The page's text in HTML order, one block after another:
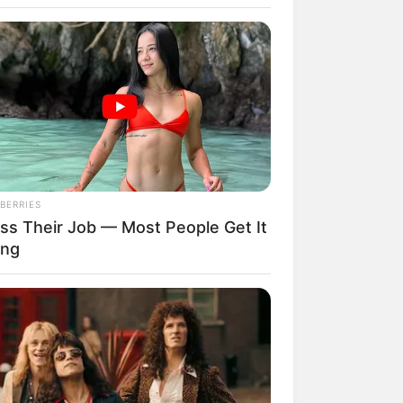
Als Hilfe dienen hierbei auch
bzw. auf der Straßenkarte und
für die Unterkünfte als auch für
zu finden.
Their Job — Most People Get It
Were Gay—No. 7 Will Blow Your
Never Seen Kate React On